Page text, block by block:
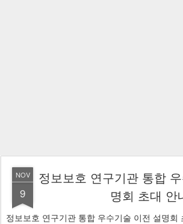
NOV
9
정보보호 연구기관 통합
명회 초대 안
정보보호 연구기관 통합 우수기술 이전 설명회